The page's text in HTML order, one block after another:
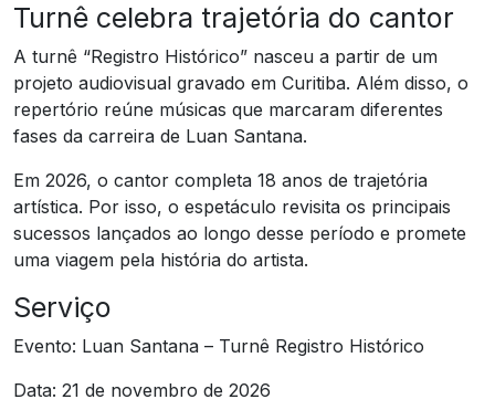
Turnê celebra trajetória do cantor
A turnê “Registro Histórico” nasceu a partir de um
projeto audiovisual gravado em Curitiba. Além disso, o
repertório reúne músicas que marcaram diferentes
fases da carreira de Luan Santana.
Em 2026, o cantor completa 18 anos de trajetória
artística. Por isso, o espetáculo revisita os principais
sucessos lançados ao longo desse período e promete
uma viagem pela história do artista.
Serviço
Evento: Luan Santana – Turnê Registro Histórico
Data: 21 de novembro de 2026